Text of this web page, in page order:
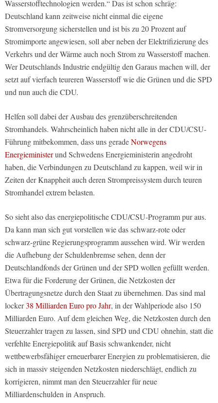
Wasserstofftechnologien werden.“ Das ist schon schräg:
Deutschland kann zeitweise nicht einmal die eigene
Stromversorgung sicherstellen und ist bis zu 20 Prozent auf
Stromimporte angewiesen, soll aber neben der Elektrifizierung des
Verkehrs und der Wärme auch noch Strom zu Wasserstoff machen.
Wer Deutschlands Industrie endgültig den Garaus machen will, der
setzt auf vierfach teureren Wasserstoff wie die Grünen und die SPD
und nun auch die CDU.
Helfen soll dabei der Ausbau des grenzüberschreitenden
Stromhandels. Wahrscheinlich haben nicht alle in der CDU/CSU-
Führung mitbekommen, dass uns geradeNorwegens
Energieministerund Schwedens Energieministerin angedroht
haben, die Verbindungen zu Deutschland zu kappen, weil wir in
Zeiten der Knappheit auch deren Strompreissystem durch teuren
Stromhandel extrem belasten.
So sieht also das energiepolitische CDU/CSU-Programm pur aus.
Da kann man sich gut vorstellen wie das schwarz-rote oder
schwarz-grüne Regierungsprogramm aussehen wird. Wir werden
die Aufhebung der Schuldenbremse sehen, denn der
Deutschlandfonds der Grünen und der SPD wollen gefüllt werden.
Etwa für die Forderung der Grünen, die Netzkosten der
Übertragungsnetze durch den Staat zu übernehmen. Das sind mal
locker38 Milliarden Euro pro Jahr, in der Wahlperiode also 150
Milliarden Euro. Auf dem gleichen Weg, die Netzkosten durch den
Steuerzahler tragen zu lassen, sind SPD und CDU ohnehin, statt die
verfehlte Energiepolitik auf Basis schwankender, nicht
wettbewerbsfähiger erneuerbarer Energien zu problematisieren, die
sich in massiv steigenden Netzkosten niederschlägt, endlich zu
korrigieren, nimmt man den Steuerzahler für neue
Milliardenschulden in Anspruch.